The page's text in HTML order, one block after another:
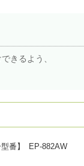
きるよう、
番】 EP-882AW